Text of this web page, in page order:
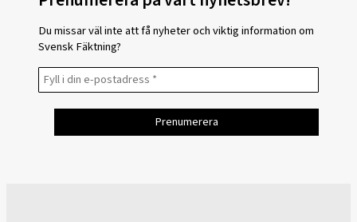
Du missar väl inte att få nyheter och viktig information om
Svensk Fäktning?